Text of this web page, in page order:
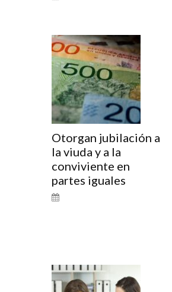
Otorgan jubilación a
la viuda y a la
conviviente en
partes iguales